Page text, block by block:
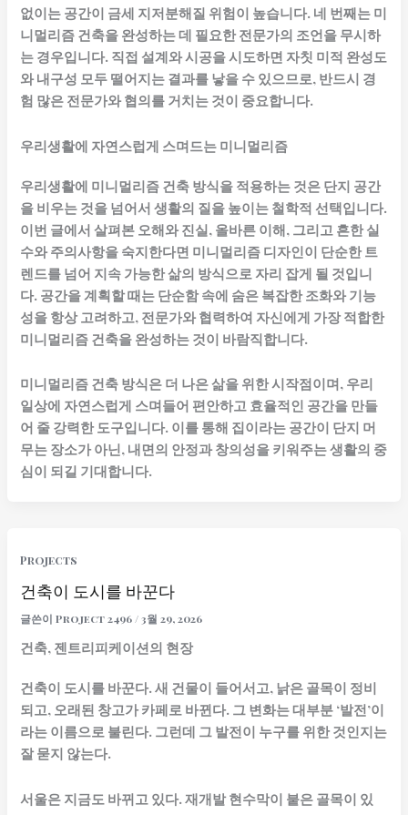
없이는 공간이 금세 지저분해질 위험이 높습니다. 네 번째는 미
니멀리즘 건축을 완성하는 데 필요한 전문가의 조언을 무시하
는 경우입니다. 직접 설계와 시공을 시도하면 자칫 미적 완성도
와 내구성 모두 떨어지는 결과를 낳을 수 있으므로, 반드시 경
험 많은 전문가와 협의를 거치는 것이 중요합니다.
우리생활에 자연스럽게 스며드는 미니멀리즘
우리생활에 미니멀리즘 건축 방식을 적용하는 것은 단지 공간
을 비우는 것을 넘어서 생활의 질을 높이는 철학적 선택입니다.
이번 글에서 살펴본 오해와 진실, 올바른 이해, 그리고 흔한 실
수와 주의사항을 숙지한다면 미니멀리즘 디자인이 단순한 트
렌드를 넘어 지속 가능한 삶의 방식으로 자리 잡게 될 것입니
다. 공간을 계획할 때는 단순함 속에 숨은 복잡한 조화와 기능
성을 항상 고려하고, 전문가와 협력하여 자신에게 가장 적합한
미니멀리즘 건축을 완성하는 것이 바람직합니다.
미니멀리즘 건축 방식은 더 나은 삶을 위한 시작점이며, 우리
일상에 자연스럽게 스며들어 편안하고 효율적인 공간을 만들
어 줄 강력한 도구입니다. 이를 통해 집이라는 공간이 단지 머
무는 장소가 아닌, 내면의 안정과 창의성을 키워주는 생활의 중
심이 되길 기대합니다.
Projects
건축이 도시를 바꾼다
글쓴이Project 2496 /3월 29, 2026
건축, 젠트리피케이션의 현장
건축이 도시를 바꾼다. 새 건물이 들어서고, 낡은 골목이 정비
되고, 오래된 창고가 카페로 바뀐다. 그 변화는 대부분 ‘발전’이
라는 이름으로 불린다. 그런데 그 발전이 누구를 위한 것인지는
잘 묻지 않는다.
서울은 지금도 바뀌고 있다. 재개발 현수막이 붙은 골목이 있